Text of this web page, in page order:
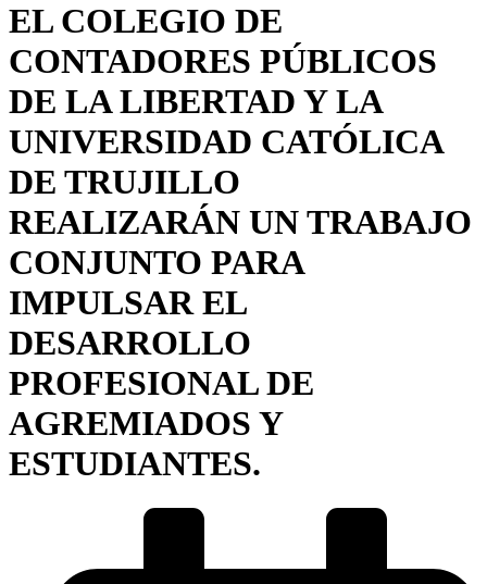
EL COLEGIO DE
CONTADORES PÚBLICOS
DE LA LIBERTAD Y LA
UNIVERSIDAD CATÓLICA
DE TRUJILLO
REALIZARÁN UN TRABAJO
CONJUNTO PARA
IMPULSAR EL
DESARROLLO
PROFESIONAL DE
AGREMIADOS Y
ESTUDIANTES.